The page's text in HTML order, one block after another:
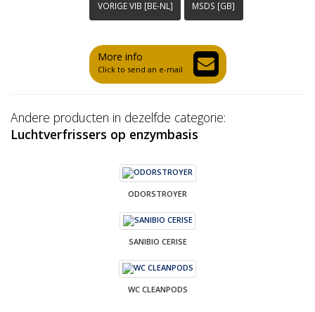
VORIGE VIB [BE-NL] MSDS [GB]
More info
Click to send an e-mail
Andere producten in dezelfde categorie:
Luchtverfrissers op enzymbasis
ODORSTROYER
SANIBIO CERISE
WC CLEANPODS